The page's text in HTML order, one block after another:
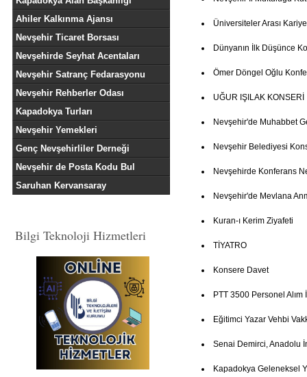
Ahiler Kalkınma Ajansı
Nevşehir Ticaret Borsası
Nevşehirde Seyhat Acentaları
Nevşehir Satranç Fedarasyonu
Nevşehir Rehberler Odası
Kapadokya Turları
Nevşehir Yemekleri
Genç Nevşehirliler Derneği
Nevşehir de Posta Kodu Bul
Saruhan Kervansaray
Bilgi Teknoloji Hizmetleri
Üniversiteler Arası
Dünyanın İlk Düşünce
Ömer Döngel Oğlu
UĞUR IŞILAK KONSERİ
Nevşehir'de Muhabbet
Nevşehir Belediyesi
Nevşehirde Konferans
Nevşehir'de Mevlana
Kuran-ı Kerim Ziyafeti
TİYATRO
Konsere Davet
PTT 3500 Personel Alım
Eğitimci Yazar Vehbi
Senai Demirci, Anadolu
Kapadokya Geleneksel